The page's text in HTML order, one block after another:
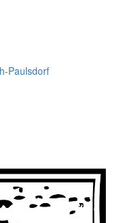
Paulsdorf